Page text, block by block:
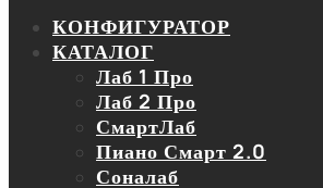
КОНФИГУРАТОР
КАТАЛОГ
Лаб 1 Про
Лаб 2 Про
СмартЛаб
Пиано Смарт 2.0
Соналаб